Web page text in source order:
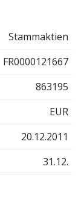
Stammaktien
FR0000121667
863195
EUR
20.12.2011
31.12.